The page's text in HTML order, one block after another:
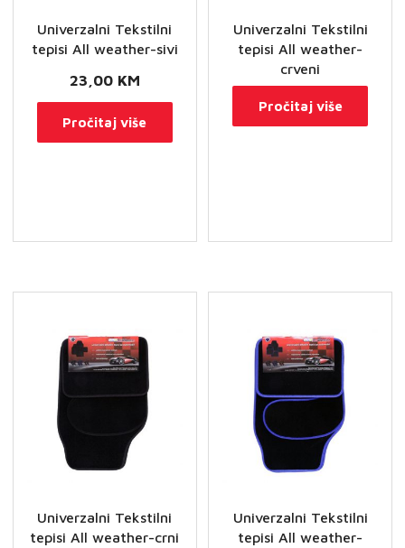
Univerzalni Tekstilni
tepisi All weather-sivi
23,00 KM
Pročitaj više
Univerzalni Tekstilni
tepisi All weather-
crveni
Pročitaj više
Univerzalni Tekstilni
tepisi All weather-crni
Univerzalni Tekstilni
tepisi All weather-